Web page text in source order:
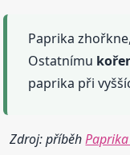
Paprika
Ostatnímu
paprika při
Zdroj: příběh